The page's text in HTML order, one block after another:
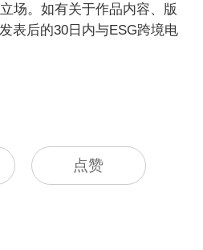
场。如有关于作品内容、版
表后的30日内与ESG跨境电
点赞